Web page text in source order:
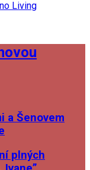
Living
a Šenovem
plných